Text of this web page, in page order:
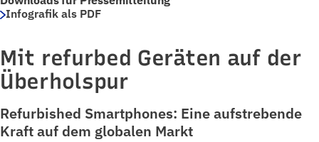
Infografik als PDF
Mit refurbed Geräten auf der
Überholspur
Refurbished Smartphones: Eine aufstrebende
Kraft auf dem globalen Markt